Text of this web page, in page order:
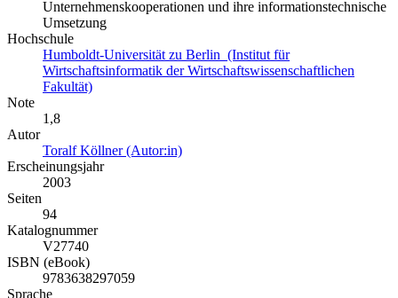
Unternehmenskooperationen und ihre informationstechnische
Umsetzung
Hochschule
Humboldt-Universität zu Berlin (Institut für
Wirtschaftsinformatik der Wirtschaftswissenschaftlichen
Fakultät)
Note
1,8
Autor
Toralf Köllner (Autor:in)
Erscheinungsjahr
2003
Seiten
94
Katalognummer
V27740
ISBN (eBook)
9783638297059
Sprache